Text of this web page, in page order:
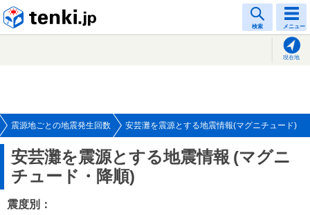
検索 メニュー
現在地
震源地ごとの地震発生回数 安芸灘を震源とする地震情報(マグニチュード)
安芸灘を震源とする地震情報 (マグニ
チュード・降順)
震度別：